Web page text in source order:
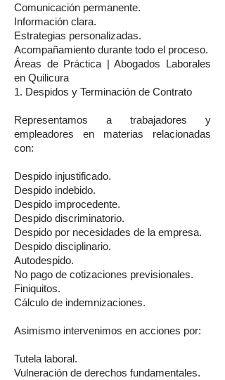
Comunicación permanente.
Información clara.
Estrategias personalizadas.
Acompañamiento durante todo el proceso.
Áreas de Práctica | Abogados Laborales
en Quilicura
1. Despidos y Terminación de Contrato
Representamos a trabajadores y
empleadores en materias relacionadas
con:
Despido injustificado.
Despido indebido.
Despido improcedente.
Despido discriminatorio.
Despido por necesidades de la empresa.
Despido disciplinario.
Autodespido.
No pago de cotizaciones previsionales.
Finiquitos.
Cálculo de indemnizaciones.
Asimismo intervenimos en acciones por:
Tutela laboral.
Vulneración de derechos fundamentales.